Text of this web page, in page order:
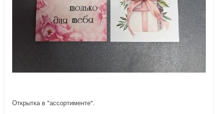
Открытка в "ассортименте".